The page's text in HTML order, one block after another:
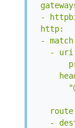
-
  http:
-
-
-